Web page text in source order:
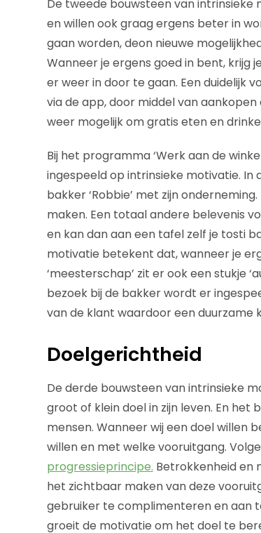
De tweede bouwsteen van intrinsieke
en willen ook graag ergens beter in
gaan worden, deon nieuwe
Wanneer je ergens goed in bent, krijg
er weer in door te gaan. Een duidelijk
via de app, door middel van aankopen
weer mogelijk om gratis eten en
Bij het programma ‘Werk aan de
ingespeeld op intrinsieke motivatie. In
bakker ‘Robbie’ met zijn
maken. Een totaal andere belevenis
en kan dan aan een tafel zelf je tosti
motivatie betekent dat, wanneer je
‘meesterschap’ zit er ook een stukje
bezoek bij de bakker wordt er
van de klant waardoor een
Doelgerichtheid
De derde bouwsteen van intrinsieke
groot of klein doel in zijn leven. En het
mensen. Wanneer wij een doel willen
willen en met welke vooruitgang.
progressieprincipe. Betrokkenheid en
het zichtbaar maken van deze
gebruiker te complimenteren en aan
groeit de motivatie om het doel te